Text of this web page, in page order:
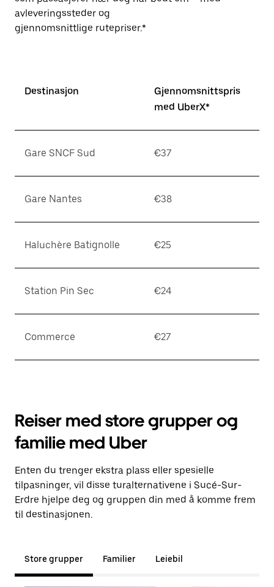
avleveringssteder og
gjennomsnittlige rutepriser.*
Destinasjon
Gjennomsnittspris
med UberX*
Gare SNCF Sud €37
Gare Nantes €38
Haluchère Batignolle €25
Station Pin Sec €24
Commerce €27
Reiser med store grupper og
familie med Uber
Enten du trenger ekstra plass eller spesielle
tilpasninger, vil disse turalternativene i Sucé-Sur-
Erdre hjelpe deg og gruppen din med å komme frem
til destinasjonen.
Store grupper Familier Leiebil